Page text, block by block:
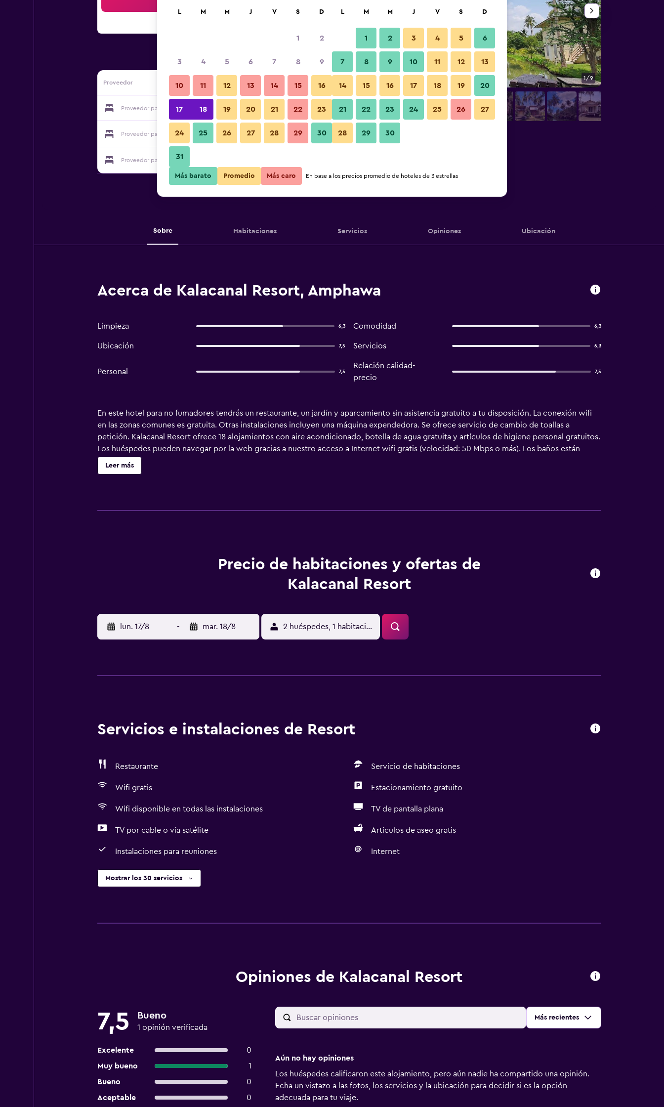
Proveedor
Proveedor para Kalacanal Resort Ver precios
Proveedor para Kalacanal Resort Ver precios
Proveedor para Kalacanal Resort
Vista del exterior 1/9
Fotos
Sobre Habitaciones Servicios Opiniones Ubicación
Acerca de Kalacanal Resort, Amphawa
Limpieza 6,3 Comodidad 6,3
Ubicación 7,5 Servicios 6,3
Personal 7,5
Relación calidad-
precio
7,5
En este hotel para no fumadores tendrás un restaurante, un jardín y aparcamiento sin asistencia gratuito a tu disposición. La conexión wifi
en las zonas comunes es gratuita. Otras instalaciones incluyen una máquina expendedora. Se ofrece servicio de cambio de toallas a
petición. Kalacanal Resort ofrece 18 alojamientos con aire acondicionado, botella de agua gratuita y artículos de higiene personal gratuitos.
Los huéspedes pueden navegar por la web gracias a nuestro acceso a Internet wifi gratis (velocidad: 50 Mbps o más). Los baños están
equipados con ducha y cepillos de dientes y dentífrico. Es posible solicitar cambio de toallas y cambio de sábanas. Se ofrece servicio de
limpieza todos los días.
Leer más
Precio de habitaciones y ofertas de
Kalacanal Resort
lun. 17/8 - mar. 18/8 2 huéspedes, 1 habitación
Servicios e instalaciones de Resort
Restaurante Servicio de habitaciones
Wifi gratis Estacionamiento gratuito
Wifi disponible en todas las instalaciones TV de pantalla plana
TV por cable o vía satélite Artículos de aseo gratis
Instalaciones para reuniones Internet
Mostrar los 30 servicios
Opiniones de Kalacanal Resort
7,5 Bueno
1 opinión verificada
Excelente
0
Muy bueno
1
Bueno
0
Aceptable
0
Ordenar por:
Más recientes
Aún no hay opiniones
Los huéspedes calificaron este alojamiento, pero aún nadie ha compartido una opinión.
Echa un vistazo a las fotos, los servicios y la ubicación para decidir si es la opción
adecuada para tu viaje.
L M M J V S D
1 2
3 4 5 6 7 8 9
10 11 12 13 14 15 16
17 18 19 20 21 22 23
24 25 26 27 28 29 30
31
L M M J V S D
1 2 3 4 5 6
7 8 9 10 11 12 13
14 15 16 17 18 19 20
21 22 23 24 25 26 27
28 29 30
Más barato Promedio Más caro En base a los precios promedio de hoteles de 3 estrellas